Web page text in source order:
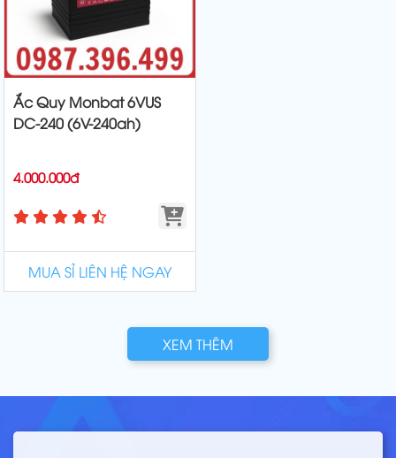
Ắc Quy Monbat 6VUS
DC-240 (6V-240ah)
4.000.000đ
MUA SỈ LIÊN HỆ NGAY
XEM THÊM